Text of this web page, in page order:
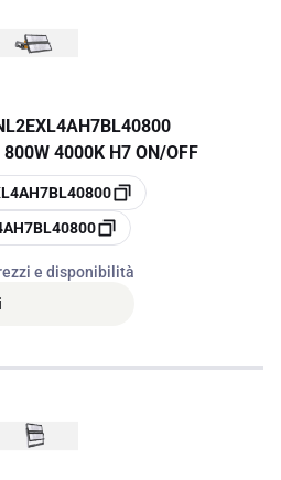
800W 4000K H7 ON/OFF
e disponibilità